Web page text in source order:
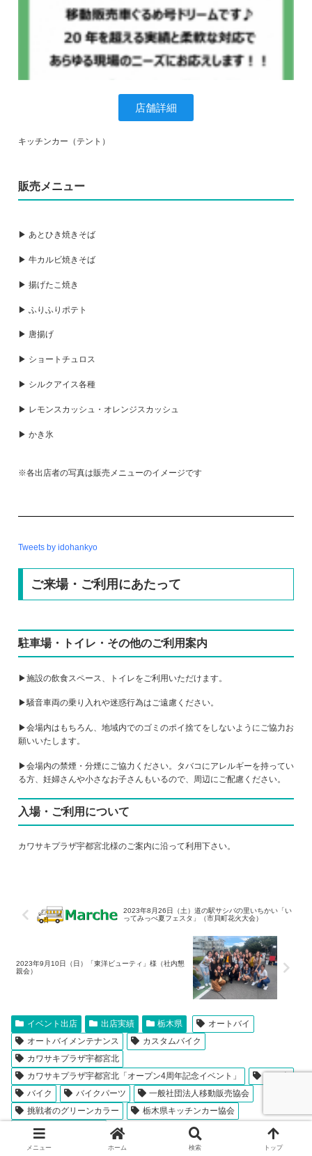
店舗詳細
キッチンカー（テント）
販売メニュー
▶ あとひき焼きそば
▶ 牛カルビ焼きそば
▶ 揚げたこ焼き
▶ ふりふりポテト
▶ 唐揚げ
▶ ショートチュロス
▶ シルクアイス各種
▶ レモンスカッシュ・オレンジスカッシュ
▶ かき氷
※各出店者の写真は販売メニューのイメージです
Tweets by idohankyo
ご来場・ご利用にあたって
駐車場・トイレ・その他のご利用案内
▶施設の飲食スペース、トイレをご利用いただけます。
▶騒音車両の乗り入れや迷惑行為はご遠慮ください。
▶会場内はもちろん、地域内でのゴミのポイ捨てをしないようにご協力お
願いいたします。
▶会場内の禁煙・分煙にご協力ください。タバコにアレルギーを持ってい
る方、妊婦さんや小さなお子さんもいるので、周辺にご配慮ください。
入場・ご利用について
カワサキプラザ宇都宮北様のご案内に沿って利用下さい。
2023年8月26日（土）道の駅サシバの里いちかい「い
ってみっぺ夏フェスタ」（市貝町花火大会）
2023年9月10日（日）「東洋ビューティ」様（社内懇
親会）
イベント出店 出店実績 栃木県
オートバイ
オートバイメンテナンス
カスタムバイク
カワサキプラザ宇都宮北
カワサキプラザ宇都宮北「オープン4周年記念イベント」
バイク
バイクパーツ
一般社団法人移動販売協会
挑戦者のグリーンカラー
栃木県キッチンカー協会
栃木県移動販売協会
メニュー ホーム 検索 トップ